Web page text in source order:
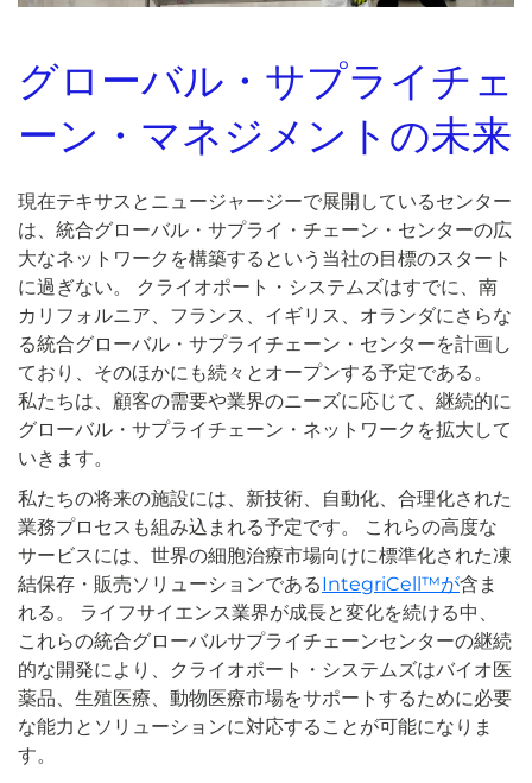
グローバル・サプライチェ
ーン・マネジメントの未来
現在テキサスとニュージャージーで展開しているセンター
は、統合グローバル・サプライ・チェーン・センターの広
大なネットワークを構築するという当社の目標のスタート
に過ぎない。 クライオポート・システムズはすでに、南
カリフォルニア、フランス、イギリス、オランダにさらな
る統合グローバル・サプライチェーン・センターを計画し
ており、そのほかにも続々とオープンする予定である。
私たちは、顧客の需要や業界のニーズに応じて、継続的に
グローバル・サプライチェーン・ネットワークを拡大して
いきます。
私たちの将来の施設には、新技術、自動化、合理化された
業務プロセスも組み込まれる予定です。 これらの高度な
サービスには、世界の細胞治療市場向けに標準化された凍
結保存・販売ソリューションであるIntegriCell™が含ま
れる。 ライフサイエンス業界が成長と変化を続ける中、
これらの統合グローバルサプライチェーンセンターの継続
的な開発により、クライオポート・システムズはバイオ医
薬品、生殖医療、動物医療市場をサポートするために必要
な能力とソリューションに対応することが可能になりま
す。